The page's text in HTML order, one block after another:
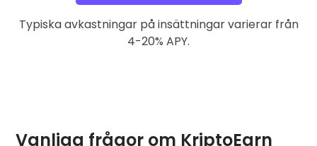
Typiska avkastningar på insättningar varierar från
4-20% APY.
Vanliga frågor om KriptoEarn